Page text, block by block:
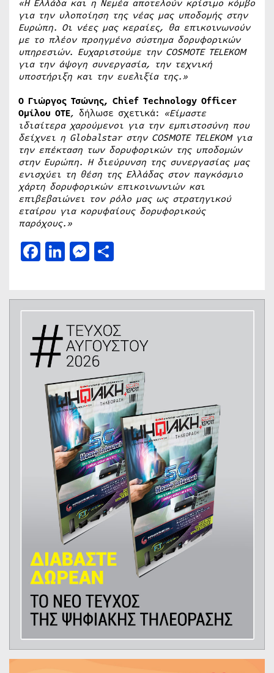
«Η Ελλάδα και η Νεμέα αποτελούν κρίσιμο κόμβο
για την υλοποίηση της νέας μας υποδομής στην
Ευρώπη. Οι νέες μας κεραίες, θα επικοινωνούν
με το πλέον προηγμένο σύστημα δορυφορικών
υπηρεσιών. Ευχαριστούμε την COSMOTE TELEKOM
για την άψογη συνεργασία, την τεχνική
υποστήριξη και την ευελιξία της.»
Ο Γιώργος Τσώνης, Chief Technology Officer
Ομίλου ΟΤΕ, δήλωσε σχετικά: «Είμαστε
ιδιαίτερα χαρούμενοι για την εμπιστοσύνη που
δείχνει η Globalstar στην COSMOTE TELEKOMγια
την επέκταση των δορυφορικών της υποδομών
στην Ευρώπη. Η διεύρυνση της συνεργασίας μας
ενισχύει τη θέση της Ελλάδας στον παγκόσμιο
χάρτη δορυφορικών επικοινωνιών και
επιβεβαιώνει τον ρόλο μας ως στρατηγικού
εταίρου για κορυφαίους δορυφορικούς
παρόχους.»
Facebook
LinkedIn
Messenger